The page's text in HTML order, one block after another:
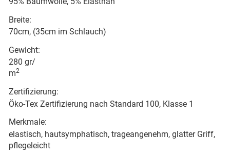
Breite:
70cm, (35cm im Schlauch)
Gewicht:
280 gr/
m2
Zertifizierung:
Öko-Tex Zertifizierung nach Standard 100, Klasse 1
Merkmale:
elastisch, hautsymphatisch, trageangenehm, glatter Griff,
pflegeleicht